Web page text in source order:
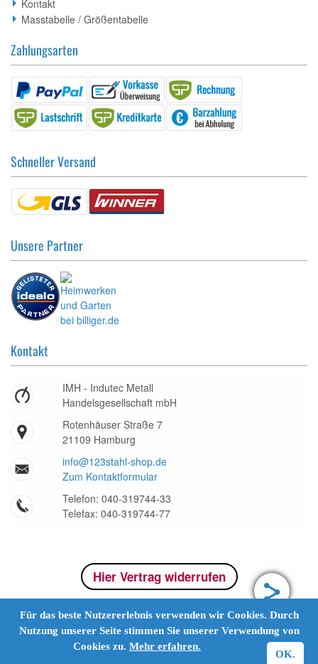
Für das beste Nutzererlebnis verwenden wir Cookies. Durch
Nutzung unserer Seite stimmen Sie unserer Verwendung von
Cookies zu. Mehr erfahren.
OK.
Kontakt
Masstabelle / Größentabelle
Zahlungsarten
Schneller Versand
Unsere Partner
Kontakt
IMH - Indutec Metall
Handelsgesellschaft mbH
Rotenhäuser Straße 7
21109 Hamburg
info@123stahl-shop.de
Zum Kontaktformular
Telefon: 040-319744-33
Telefax: 040-319744-77
Hier Vertrag widerrufen